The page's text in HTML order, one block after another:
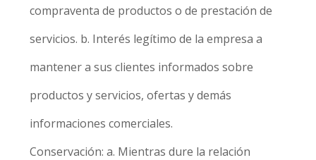
compraventa de productos o de prestación de
servicios. b. Interés legítimo de la empresa a
mantener a sus clientes informados sobre
productos y servicios, ofertas y demás
informaciones comerciales.
Conservación: a. Mientras dure la relación